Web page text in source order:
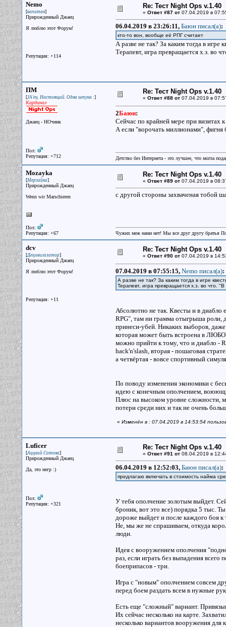
Nemo
[капитан]
Прирожденный Джаец
Я люблю этот Форум!
Репутация: +114
Re: Тест Night Ops v.1.40
« Ответ #87 от07.04.2019 в
06.04.2019 в 23:26:11, Баюн писал(a):
кто-то вон, вообще её РПГ считает
А разве не так? За каким тогда в
Терапевт, игра превращается х.з. во
ПМ
[JA'ец. Настоящий. Одна штука :]
Кардинал
Джаец - НОчник
Пол:
Репутация: +712
Re: Тест Night Ops v.1.40
« Ответ #88 от07.04.2019 в
2Баюн:
Сейчас по крайней мере при визитах
А если "ворочать миллионами", фигня
Детство без Интернета - это лучшее, что могла
Mozayka
[Мерзайка]
Прирожденный Джаец
Wenn wir Marschieren
Пол:
Репутация: +67
Re: Тест Night Ops v.1.40
« Ответ #89 от07.04.2019 в
с другой стороны захваченая тобой
Чужих меж нами нет! Мы все друг другу братья
dcv
[Децивилизатор]
Прирожденный Джаец
Я люблю этот Форум!
Репутация: +11
Re: Тест Night Ops v.1.40
« Ответ #90 от07.04.2019 в
07.04.2019 в 07:55:15, Nemo писал(a):
А разве не так? За каким тогда в игре
Терапевт, игра превращается х.з. во что.
Абсолютно не так. Квесты и в диабло
RPG", там ни грамма отыгрыша роли,
принеси-убей. Никаких выборов,
которая может быть встроена в
можно прийти к тому, что и диабло -
hack'n'slash, вторая - пошаговая
а четвёртая - вовсе спортивный
По поводу изменения экономики с
идею с конечным ополчением,
Плюс на высоком уровне сложности,
потери среди них и так не очень
« Изменён в : 07.04.2019 в 14:53:54
Luficer
[Аццкий Сотона]
Прирожденный Джаец
Да, это негр :)
Пол:
Репутация: +321
Re: Тест Night Ops v.1.40
« Ответ #91 от08.04.2019 в
06.04.2019 в 12:52:03, Баюн писал(a):
предлагаю включать в стоимость найма
У тебя ополчение золотым выйдет.
броник, вот это все) порядка 5 тыс.
дороже выйдет и после каждого боя
Не, мы же не спрашиваем, откуда
люди.
Идея с вооружением ополчения
раз, если играть без выпадения
боеприпасов - три.
Игра с "новым" ополчением совсем
перед боем раздать всем в нужные
Есть еще "сложный" вариант.
Их сейчас несколько на карте.
несколько вариантов вооружения